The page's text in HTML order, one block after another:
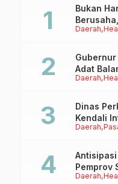
Daerah
Bukan
Anaknya
Daerah
Adat
Daerah
Dinas
Kendali
Sertifikasi
Daerah
Antisipasi
Pemprov
Ruang